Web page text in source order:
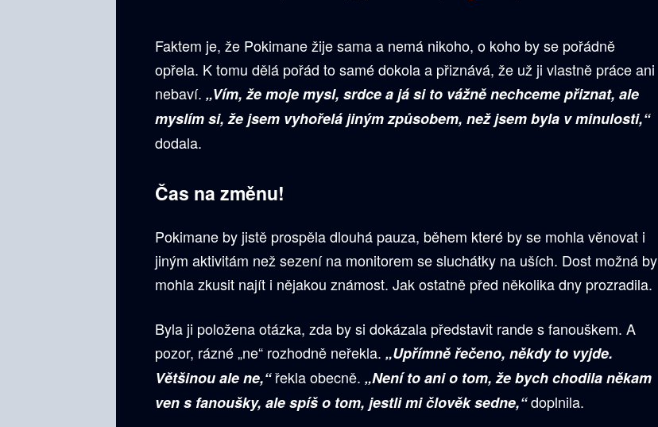
Faktem je, že Pokimane žije sama a nemá nikoho, o koho by se pořádně
opřela. K tomu dělá pořád to samé dokola a přiznává, že už ji vlastně práce ani
nebaví. „Vím, že moje mysl, srdce a já si to vážně nechceme přiznat, ale
myslím si, že jsem vyhořelá jiným způsobem, než jsem byla v minulosti,“
dodala.
Čas na změnu!
Pokimane by jistě prospěla dlouhá pauza, během které by se mohla věnovat i
jiným aktivitám než sezení na monitorem se sluchátky na uších. Dost možná by
mohla zkusit najít i nějakou známost. Jak ostatně před několika dny prozradila.
Byla ji položena otázka, zda by si dokázala představit rande s fanouškem. A
pozor, rázné „ne“ rozhodně neřekla. „Upřímně řečeno, někdy to vyjde.
Většinou ale ne,“řekla obecně. „Není to ani o tom, že bych chodila někam
ven s fanoušky, ale spíš o tom, jestli mi člověk sedne,“doplnila.